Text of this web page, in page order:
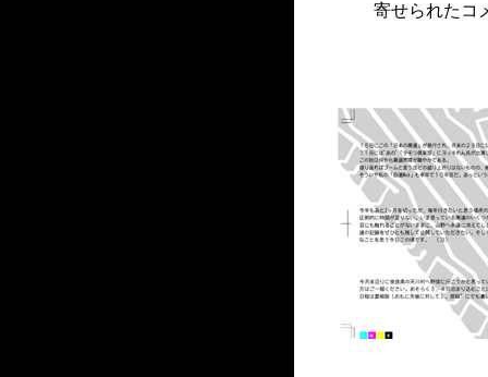
寄せられたコ